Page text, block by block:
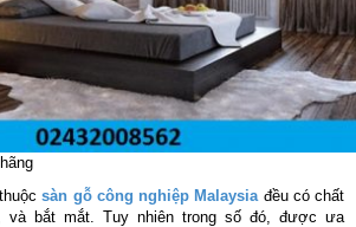
sàn gỗ công nghiệp Malaysia đều có chất
và bắt mắt. Tuy nhiên trong số đó, được ưa